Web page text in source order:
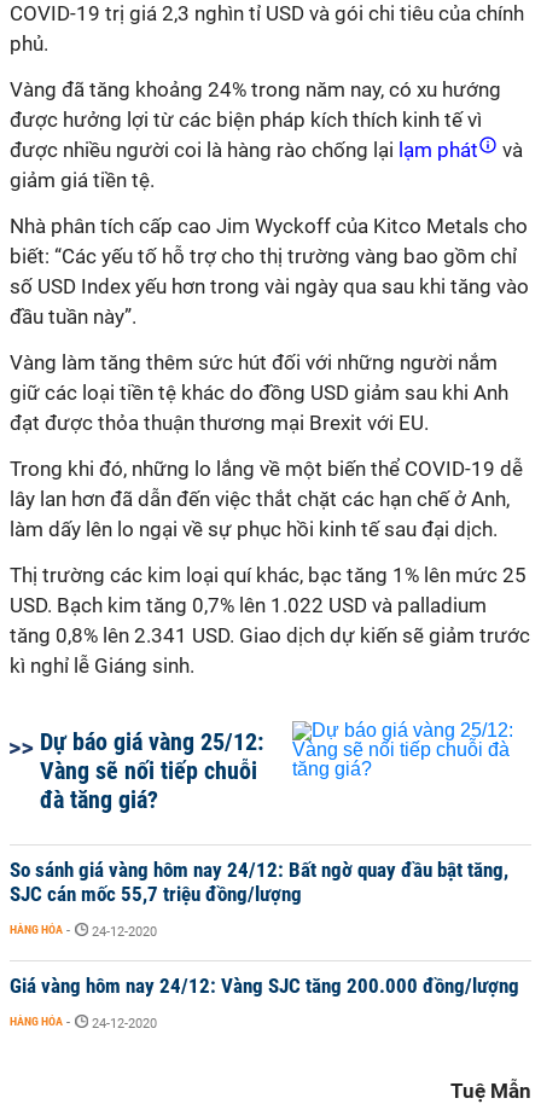
COVID-19 trị giá 2,3 nghìn tỉ USD và gói chi tiêu của chính
phủ.
Vàng đã tăng khoảng 24% trong năm nay, có xu hướng
được hưởng lợi từ các biện pháp kích thích kinh tế vì
được nhiều người coi là hàng rào chống lại lạm phát
và
giảm giá tiền tệ.
Nhà phân tích cấp cao Jim Wyckoff của Kitco Metals cho
biết: “Các yếu tố hỗ trợ cho thị trường vàng bao gồm chỉ
số USD Index yếu hơn trong vài ngày qua sau khi tăng vào
đầu tuần này”.
Vàng làm tăng thêm sức hút đối với những người nắm
giữ các loại tiền tệ khác do đồng USD giảm sau khi Anh
đạt được thỏa thuận thương mại Brexit với EU.
Trong khi đó, những lo lắng về một biến thể COVID-19 dễ
lây lan hơn đã dẫn đến việc thắt chặt các hạn chế ở Anh,
làm dấy lên lo ngại về sự phục hồi kinh tế sau đại dịch.
Thị trường các kim loại quí khác, bạc tăng 1% lên mức 25
USD. Bạch kim tăng 0,7% lên 1.022 USD và palladium
tăng 0,8% lên 2.341 USD. Giao dịch dự kiến sẽ giảm trước
kì nghỉ lễ Giáng sinh.
Dự báo giá vàng 25/12:
Vàng sẽ nối tiếp chuỗi
đà tăng giá?
So sánh giá vàng hôm nay 24/12: Bất ngờ quay đầu bật tăng,
SJC cán mốc 55,7 triệu đồng/lượng
HÀNG HÓA - 24-12-2020
Giá vàng hôm nay 24/12: Vàng SJC tăng 200.000 đồng/lượng
HÀNG HÓA - 24-12-2020
Tuệ Mẫn